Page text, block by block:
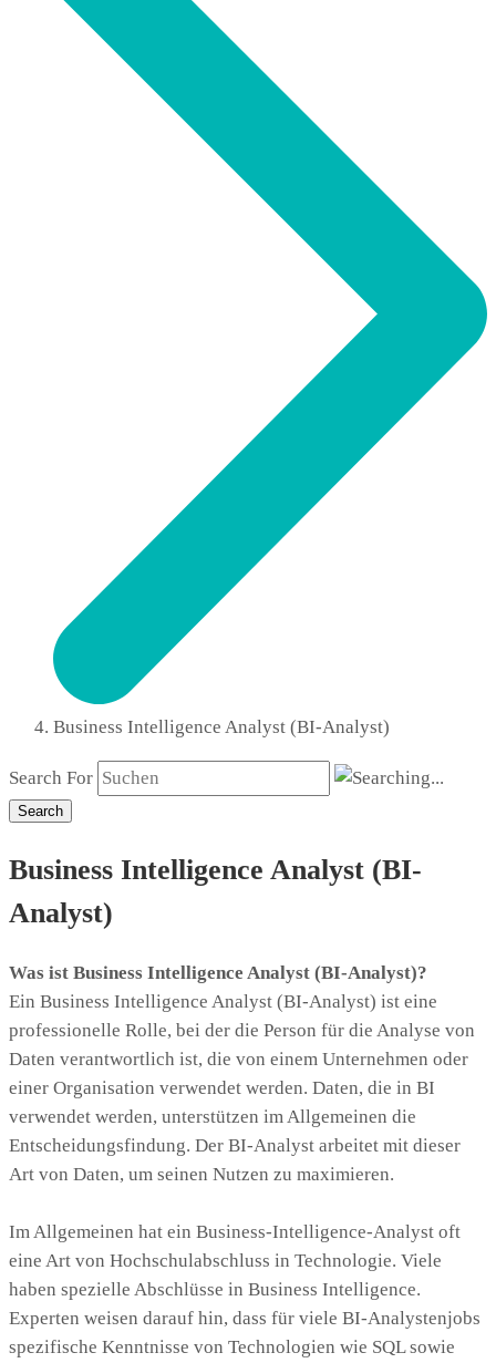
Business Intelligence Analyst (BI-Analyst)
Search For
Search
Business Intelligence Analyst (BI-
Analyst)
Was ist Business Intelligence Analyst (BI-Analyst)?
Ein Business Intelligence Analyst (BI-Analyst) ist eine
professionelle Rolle, bei der die Person für die Analyse von
Daten verantwortlich ist, die von einem Unternehmen oder
einer Organisation verwendet werden. Daten, die in BI
verwendet werden, unterstützen im Allgemeinen die
Entscheidungsfindung. Der BI-Analyst arbeitet mit dieser
Art von Daten, um seinen Nutzen zu maximieren.
Im Allgemeinen hat ein Business-Intelligence-Analyst oft
eine Art von Hochschulabschluss in Technologie. Viele
haben spezielle Abschlüsse in Business Intelligence.
Experten weisen darauf hin, dass für viele BI-Analystenjobs
spezifische Kenntnisse von Technologien wie SQL sowie